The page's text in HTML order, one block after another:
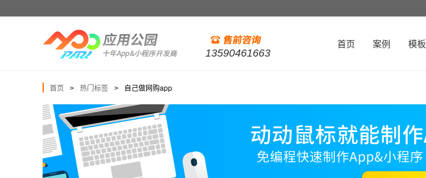
13590461663
首页 案例 模板
首页 > 热门标签 > 自己做网购app